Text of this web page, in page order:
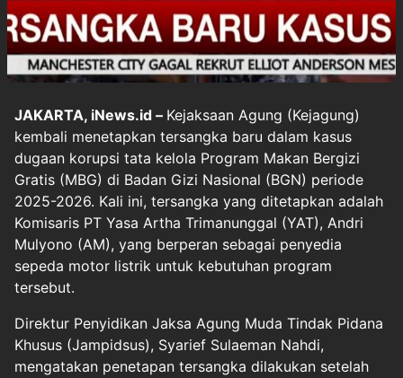
JAKARTA, iNews.id – Kejaksaan Agung (Kejagung)
kembali menetapkan tersangka baru dalam kasus
dugaan korupsi tata kelola Program Makan Bergizi
Gratis (MBG) di Badan Gizi Nasional (BGN) periode
2025-2026. Kali ini, tersangka yang ditetapkan adalah
Komisaris PT Yasa Artha Trimanunggal (YAT), Andri
Mulyono (AM), yang berperan sebagai penyedia
sepeda motor listrik untuk kebutuhan program
tersebut.
Direktur Penyidikan Jaksa Agung Muda Tindak Pidana
Khusus (Jampidsus), Syarief Sulaeman Nahdi,
mengatakan penetapan tersangka dilakukan setelah